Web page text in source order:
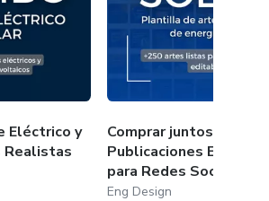
Eléctrico y
Realistas
Comprar juntos: 250
Publicaciones Editables
para Redes Socia...
Eng Design